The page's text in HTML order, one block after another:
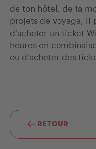
de ton hôtel, de ta
projets de voyage, il
d'acheter un ticket
heures en
ou d'acheter des
RETOUR